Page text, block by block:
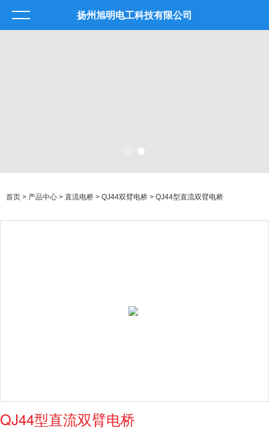
扬州旭明电工科技有限公司
首页 > 产品中心 > 直流电桥 > QJ44双臂电桥 > QJ44型直流双臂电桥
QJ44型直流双臂电桥